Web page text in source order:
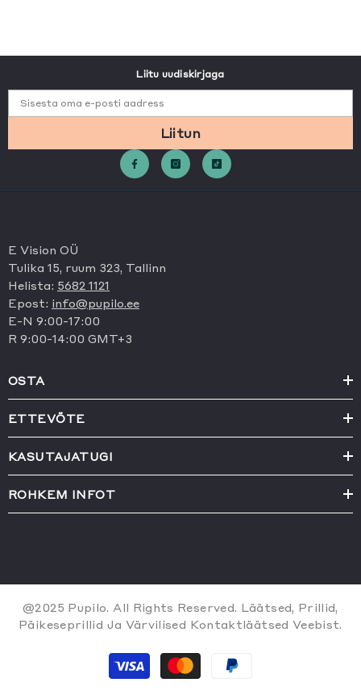
Liitu uudiskirjaga
Sisesta oma e-posti aadress
Liitun
E Vision OÜ
Tulika 15, ruum 323, Tallinn
Helista: 5682 1121
Epost: info@pupilo.ee
E-N 9:00-17:00
R 9:00-14:00 GMT+3
OSTA
ETTEVÕTE
KASUTAJATUGI
ROHKEM INFOT
@2025 Pupilo. All Rights Reserved. Läätsed, Prillid,
Päikeseprillid Ja Värvilised Kontaktläätsed Veebist.
Payment
methods